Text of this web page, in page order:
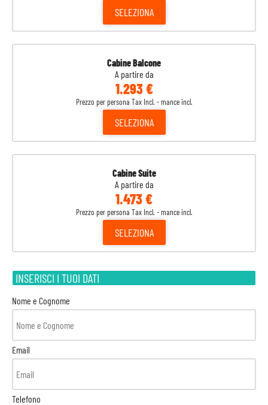
SELEZIONA
Cabine Balcone
A partire da
1.293 €
Prezzo per persona Tax Incl. - mance incl.
SELEZIONA
Cabine Suite
A partire da
1.473 €
Prezzo per persona Tax Incl. - mance incl.
SELEZIONA
INSERISCI I TUOI DATI
Nome e Cognome
Email
Telefono